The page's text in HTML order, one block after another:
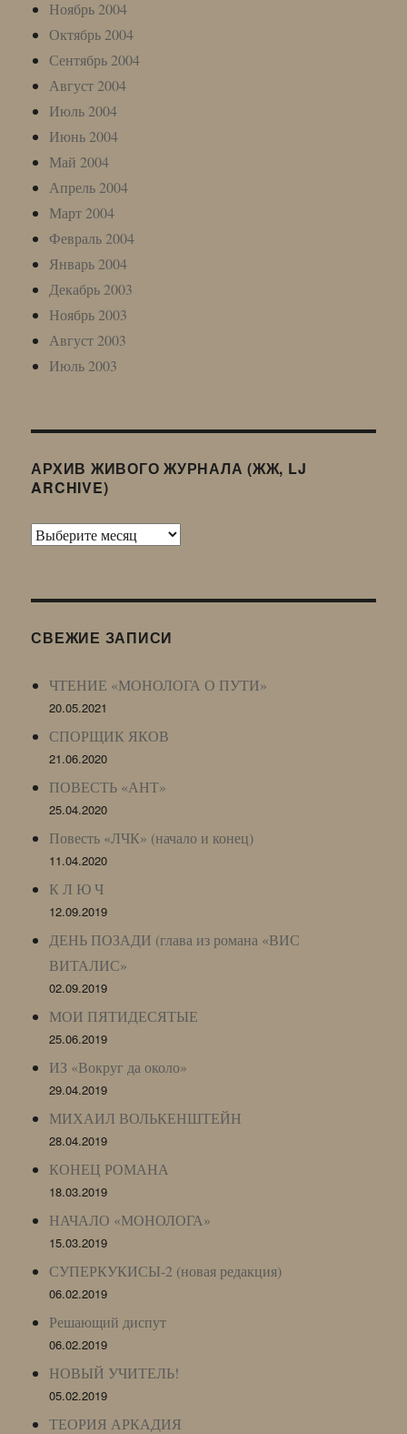
Ноябрь 2004
Октябрь 2004
Сентябрь 2004
Август 2004
Июль 2004
Июнь 2004
Май 2004
Апрель 2004
Март 2004
Февраль 2004
Январь 2004
Декабрь 2003
Ноябрь 2003
Август 2003
Июль 2003
АРХИВ ЖИВОГО ЖУРНАЛА (ЖЖ, LJ
ARCHIVE)
Архив
LJ
СВЕЖИЕ ЗАПИСИ
ЧТЕНИЕ «МОНОЛОГА О ПУТИ»
20.05.2021
СПОРЩИК ЯКОВ
21.06.2020
ПОВЕСТЬ «АНТ»
25.04.2020
Повесть «ЛЧК» (начало и конец)
11.04.2020
К Л Ю Ч
12.09.2019
ДЕНЬ ПОЗАДИ (глава из романа «ВИС
ВИТАЛИС»
02.09.2019
МОИ ПЯТИДЕСЯТЫЕ
25.06.2019
ИЗ «Вокруг да около»
29.04.2019
МИХАИЛ ВОЛЬКЕНШТЕЙН
28.04.2019
КОНЕЦ РОМАНА
18.03.2019
НАЧАЛО «МОНОЛОГА»
15.03.2019
СУПЕРКУКИСЫ-2 (новая редакция)
06.02.2019
Решающий диспут
06.02.2019
НОВЫЙ УЧИТЕЛЬ!
05.02.2019
ТЕОРИЯ АРКАДИЯ